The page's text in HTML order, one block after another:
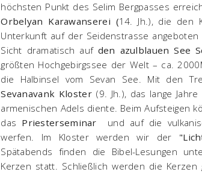
höchsten Punkt des Selim Bergpasses
Orbelyan Karawanserei (14. Jh.), die den
Unterkunft auf der Seidenstrasse
Sicht dramatisch auf den azulblauen See
größten Hochgebirgssee der Welt – ca.
die Halbinsel vom Sevan See. Mit den
Sevanavank Kloster (9. Jh.), das lange
armenischen Adels diente. Beim Aufsteigen
das Priesterseminar und auf die
werfen. Im Kloster werden wir der
Spätabends finden die Bibel-Lesungen
Kerzen statt. Schließlich werden die